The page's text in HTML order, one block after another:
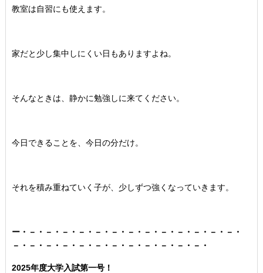
教室は自習にも使えます。
家だと少し集中しにくい日もありますよね。
そんなときは、静かに勉強しに来てください。
今日できることを、今日の分だけ。
それを積み重ねていく子が、少しずつ強くなっていきます。
ー・－・－・－・－・－・－・－・－・－・－・－・－・－・
－・－・－・－・－・－・－・－・－・－・－・－・
2025年度大学入試第一号！